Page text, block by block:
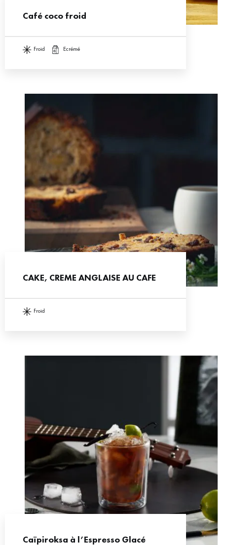
Café coco froid
froid ecrémé
CAKE, CREME ANGLAISE AU CAFE
froid
Caïpiroksa à l’Espresso Glacé